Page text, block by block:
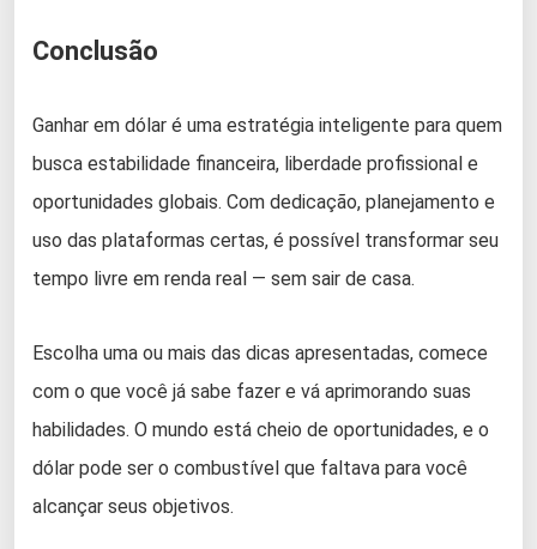
Conclusão
Ganhar em dólar é uma estratégia inteligente para quem
busca estabilidade financeira, liberdade profissional e
oportunidades globais. Com dedicação, planejamento e
uso das plataformas certas, é possível transformar seu
tempo livre em renda real — sem sair de casa.
Escolha uma ou mais das dicas apresentadas, comece
com o que você já sabe fazer e vá aprimorando suas
habilidades. O mundo está cheio de oportunidades, e o
dólar pode ser o combustível que faltava para você
alcançar seus objetivos.